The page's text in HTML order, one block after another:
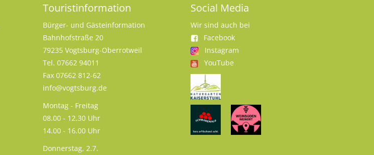
Touristinformation
Bürger- und Gästeinformation
Bahnhofstraße 20
79235 Vogtsburg-Oberrotweil
Tel. 07662 94011
Fax 07662 812-62
info@vogtsburg.de
Montag - Freitag
08.00 - 12.30 Uhr
14.00 - 16.00 Uhr
Donnerstag, 2.7.
Social Media
Wir sind auch bei
Facebook
Instagram
YouTube